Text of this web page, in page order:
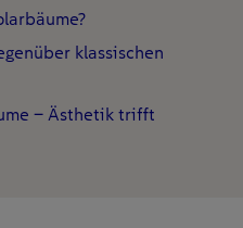
klassischen
– Ästhetik trifft